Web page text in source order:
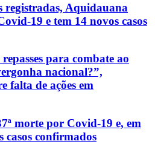
registradas, Aquidauana
19 e tem 14 novos casos
para combate ao
nacional?”,
falta de ações em
morte por Covid-19 e, em
casos confirmados